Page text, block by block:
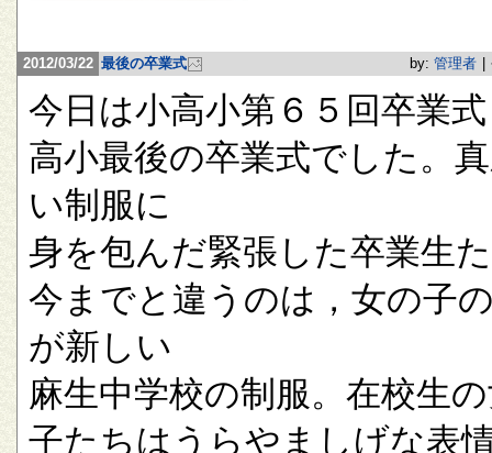
2012/03/22 最後の卒業式 by: 管理者
今日は小高小第６５回卒業
高小最後の卒業式でした。
い制服に
身を包んだ緊張した卒業生
今までと違うのは，女の子
が新しい
麻生中学校の制服。在校生
子たちはうらやましげな表